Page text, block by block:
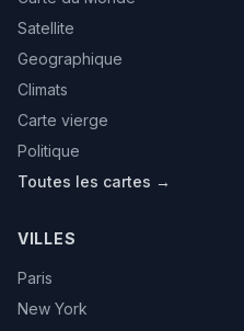
Satellite
Geographique
Climats
Carte vierge
Politique
Toutes les cartes →
VILLES
Paris
New York